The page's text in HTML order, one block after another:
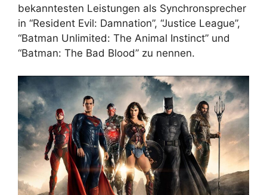
bekanntesten Leistungen als Synchronsprecher
in “Resident Evil: Damnation”, “Justice League”,
“Batman Unlimited: The Animal Instinct” und
“Batman: The Bad Blood” zu nennen.